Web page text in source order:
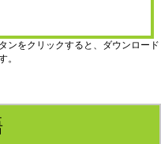
ンをクリックすると、ダウンロード
。